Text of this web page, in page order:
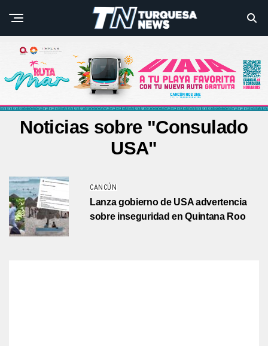
Noticias sobre "Consulado
USA"
CANCÚN
Lanza gobierno de USA advertencia
sobre inseguridad en Quintana Roo